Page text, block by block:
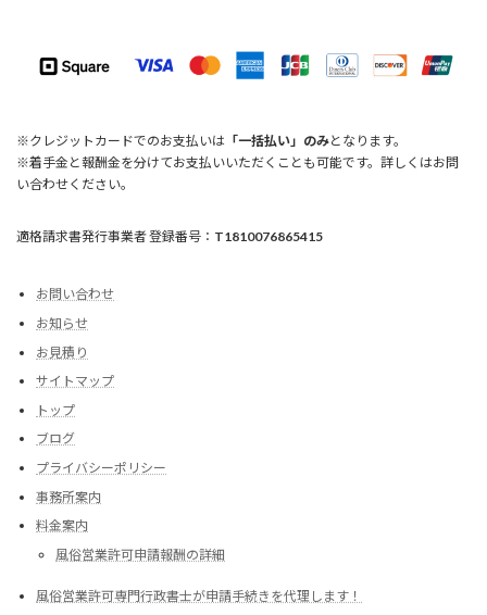
※クレジットカードでのお支払いは 「一括払い」のみとなります。
※着手金と報酬金を分けてお支払いいただくことも可能です。詳しくはお問
い合わせください。
適格請求書発行事業者 登録番号： T1810076865415
お問い合わせ
お知らせ
お見積り
サイトマップ
トップ
ブログ
プライバシーポリシー
事務所案内
料金案内
風俗営業許可申請報酬の詳細
風俗営業許可専門行政書士が申請手続きを代理します！